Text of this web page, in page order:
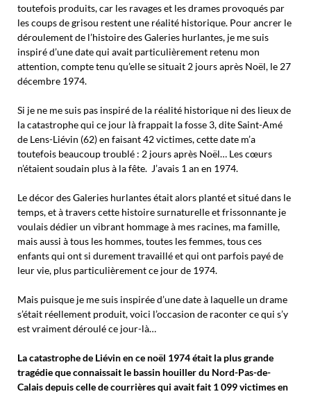
toutefois produits, car les ravages et les drames provoqués par
les coups de grisou restent une réalité historique. Pour ancrer le
déroulement de l’histoire des Galeries hurlantes, je me suis
inspiré d’une date qui avait particulièrement retenu mon
attention, compte tenu qu’elle se situait 2 jours après Noël, le 27
décembre 1974.
Si je ne me suis pas inspiré de la réalité historique ni des lieux de
la catastrophe qui ce jour là frappait la fosse 3, dite Saint-Amé
de Lens-Liévin (62) en faisant 42 victimes, cette date m’a
toutefois beaucoup troublé : 2 jours après Noël… Les cœurs
n’étaient soudain plus à la fête. J’avais 1 an en 1974.
Le décor des Galeries hurlantes était alors planté et situé dans le
temps, et à travers cette histoire surnaturelle et frissonnante je
voulais dédier un vibrant hommage à mes racines, ma famille,
mais aussi à tous les hommes, toutes les femmes, tous ces
enfants qui ont si durement travaillé et qui ont parfois payé de
leur vie, plus particulièrement ce jour de 1974.
Mais puisque je me suis inspirée d’une date à laquelle un drame
s’était réellement produit, voici l’occasion de raconter ce qui s’y
est vraiment déroulé ce jour-là…
La catastrophe de Liévin en ce noël 1974 était la plus grande
tragédie que connaissait le bassin houiller du Nord-Pas-de-
Calais depuis celle de courrières qui avait fait 1 099 victimes en